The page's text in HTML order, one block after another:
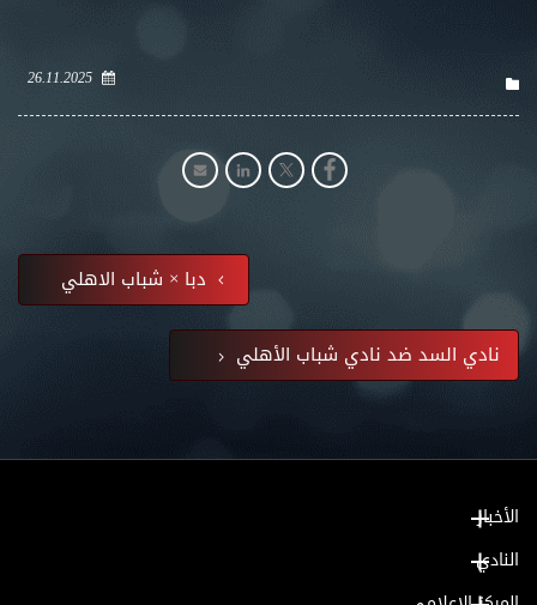
26.11.2025
دبا × شباب الاهلي
نادي السد ضد نادي شباب الأهلي
الأخبار
النادي